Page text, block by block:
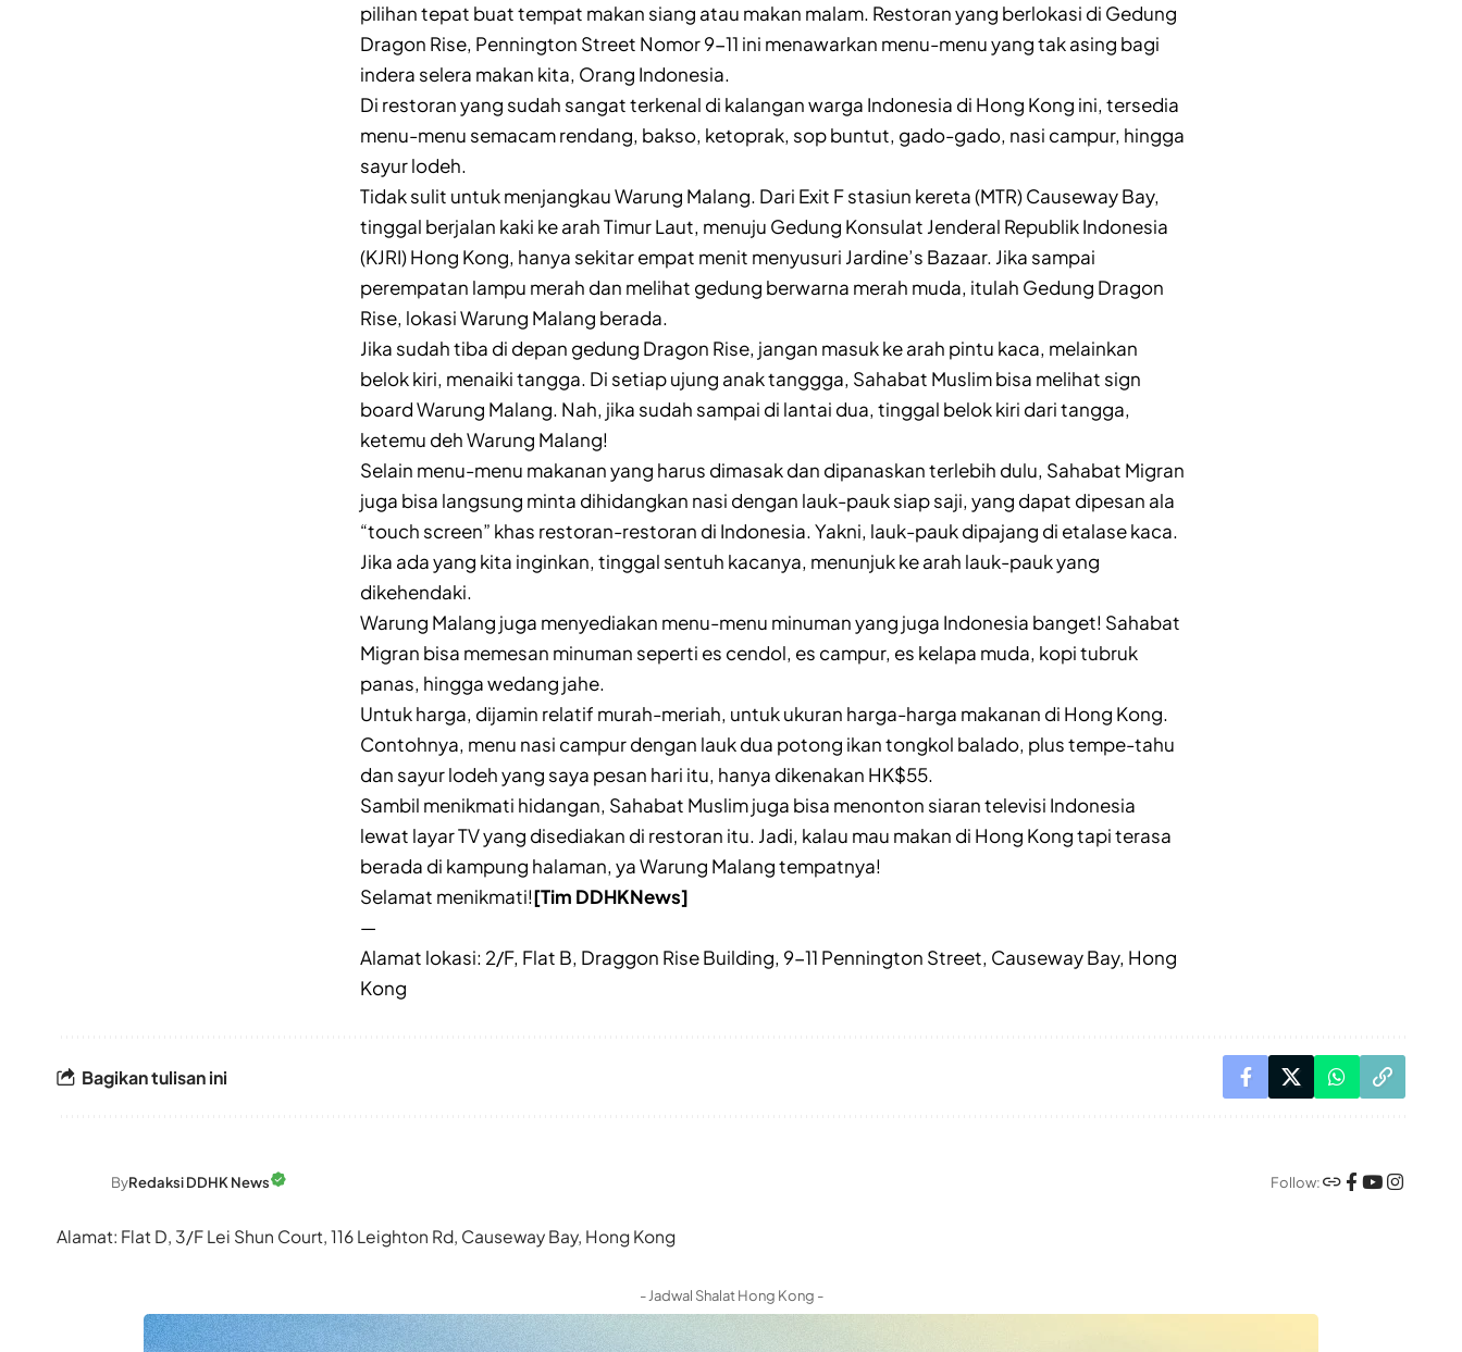
pilihan tepat buat tempat makan siang atau makan malam. Restoran yang berlokasi di Gedung
Dragon Rise, Pennington Street Nomor 9-11 ini menawarkan menu-menu yang tak asing bagi
indera selera makan kita, Orang Indonesia.
Di restoran yang sudah sangat terkenal di kalangan warga Indonesia di Hong Kong ini, tersedia
menu-menu semacam rendang, bakso, ketoprak, sop buntut, gado-gado, nasi campur, hingga
sayur lodeh.
Tidak sulit untuk menjangkau Warung Malang. Dari Exit F stasiun kereta (MTR) Causeway Bay,
tinggal berjalan kaki ke arah Timur Laut, menuju Gedung Konsulat Jenderal Republik Indonesia
(KJRI) Hong Kong, hanya sekitar empat menit menyusuri Jardine’s Bazaar. Jika sampai
perempatan lampu merah dan melihat gedung berwarna merah muda, itulah Gedung Dragon
Rise, lokasi Warung Malang berada.
Jika sudah tiba di depan gedung Dragon Rise, jangan masuk ke arah pintu kaca, melainkan
belok kiri, menaiki tangga. Di setiap ujung anak tanggga, Sahabat Muslim bisa melihat sign
board Warung Malang. Nah, jika sudah sampai di lantai dua, tinggal belok kiri dari tangga,
ketemu deh Warung Malang!
Selain menu-menu makanan yang harus dimasak dan dipanaskan terlebih dulu, Sahabat Migran
juga bisa langsung minta dihidangkan nasi dengan lauk-pauk siap saji, yang dapat dipesan ala
“touch screen” khas restoran-restoran di Indonesia. Yakni, lauk-pauk dipajang di etalase kaca.
Jika ada yang kita inginkan, tinggal sentuh kacanya, menunjuk ke arah lauk-pauk yang
dikehendaki.
Warung Malang juga menyediakan menu-menu minuman yang juga Indonesia banget! Sahabat
Migran bisa memesan minuman seperti es cendol, es campur, es kelapa muda, kopi tubruk
panas, hingga wedang jahe.
Untuk harga, dijamin relatif murah-meriah, untuk ukuran harga-harga makanan di Hong Kong.
Contohnya, menu nasi campur dengan lauk dua potong ikan tongkol balado, plus tempe-tahu
dan sayur lodeh yang saya pesan hari itu, hanya dikenakan HK$55.
Sambil menikmati hidangan, Sahabat Muslim juga bisa menonton siaran televisi Indonesia
lewat layar TV yang disediakan di restoran itu. Jadi, kalau mau makan di Hong Kong tapi terasa
berada di kampung halaman, ya Warung Malang tempatnya!
Selamat menikmati![Tim DDHKNews]
—
Alamat lokasi: 2/F, Flat B, Draggon Rise Building, 9-11 Pennington Street, Causeway Bay, Hong
Kong
Bagikan tulisan ini
ByRedaksi DDHK News Follow:
Alamat: Flat D, 3/F Lei Shun Court, 116 Leighton Rd, Causeway Bay, Hong Kong
- Jadwal Shalat Hong Kong -